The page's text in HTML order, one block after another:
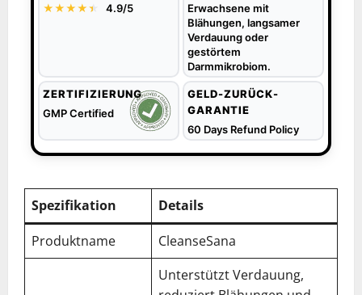
★★★★★
★ 4.9/5
Erwachsene mit
Blähungen, langsamer
Verdauung oder
gestörtem
Darmmikrobiom.
ZERTIFIZIERUNG
GMP Certified
GELD-ZURÜCK-
GARANTIE
60 Days Refund Policy
Spezifikation
Details
Produktname
CleanseSana
Unterstützt Verdauung,